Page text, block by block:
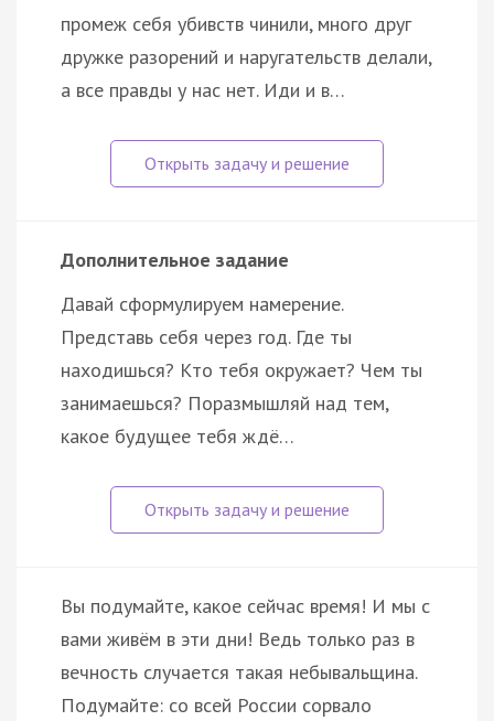
промеж себя убивств чинили, много друг
дружке разорений и наругательств делали,
а все правды у нас нет. Иди и в…
Дополнительное задание
Давай сформулируем намерение.
Представь себя через год. Где ты
находишься? Кто тебя окружает? Чем ты
занимаешься? Поразмышляй над тем,
какое будущее тебя ждё…
Вы подумайте, какое сейчас время! И мы с
вами живём в эти дни! Ведь только раз в
вечность случается такая небывальщина.
Подумайте: со всей России сорвало